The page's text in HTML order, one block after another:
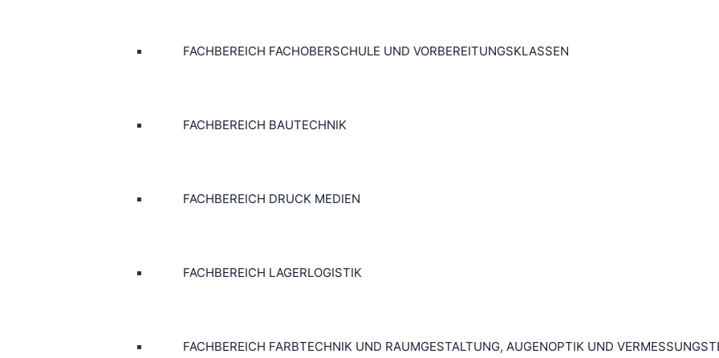
FACHBEREICH FACHOBERSCHULE UND VORBEREITUNGSKLASSEN
FACHBEREICH BAUTECHNIK
FACHBEREICH DRUCK MEDIEN
FACHBEREICH LAGERLOGISTIK
FACHBEREICH FARBTECHNIK UND RAUMGESTALTUNG, AUGENOPTIK UND